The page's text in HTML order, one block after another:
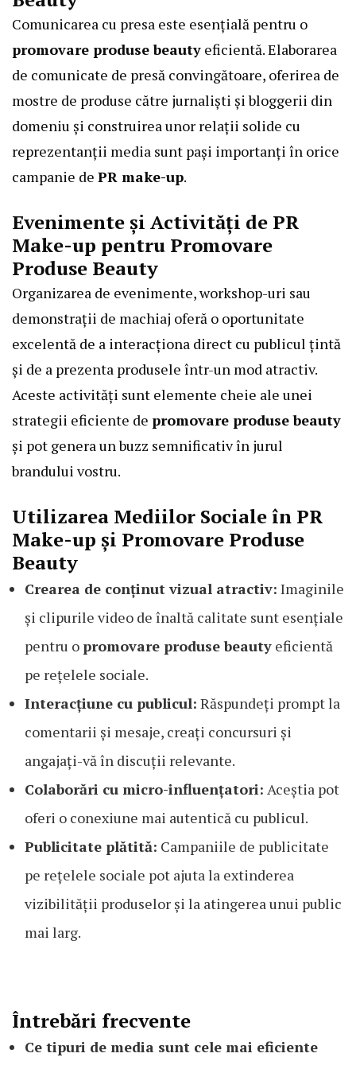
Comunicarea cu presa este esențială pentru o
promovare produse beauty eficientă. Elaborarea
de comunicate de presă convingătoare, oferirea de
mostre de produse către jurnaliști și bloggerii din
domeniu și construirea unor relații solide cu
reprezentanții media sunt pași importanți în orice
campanie de PR make-up.
Evenimente și Activități de PR
Make-up pentru Promovare
Produse Beauty
Organizarea de evenimente, workshop-uri sau
demonstrații de machiaj oferă o oportunitate
excelentă de a interacționa direct cu publicul țintă
și de a prezenta produsele într-un mod atractiv.
Aceste activități sunt elemente cheie ale unei
strategii eficiente de promovare produse beauty
și pot genera un buzz semnificativ în jurul
brandului vostru.
Utilizarea Mediilor Sociale în PR
Make-up și Promovare Produse
Beauty
Crearea de conținut vizual atractiv: Imaginile
și clipurile video de înaltă calitate sunt esențiale
pentru o promovare produse beauty eficientă
pe rețelele sociale.
Interacțiune cu publicul: Răspundeți prompt la
comentarii și mesaje, creați concursuri și
angajați-vă în discuții relevante.
Colaborări cu micro-influențatori: Aceștia pot
oferi o conexiune mai autentică cu publicul.
Publicitate plătită: Campaniile de publicitate
pe rețelele sociale pot ajuta la extinderea
vizibilității produselor și la atingerea unui public
mai larg.
Întrebări frecvente
Ce tipuri de media sunt cele mai eficiente